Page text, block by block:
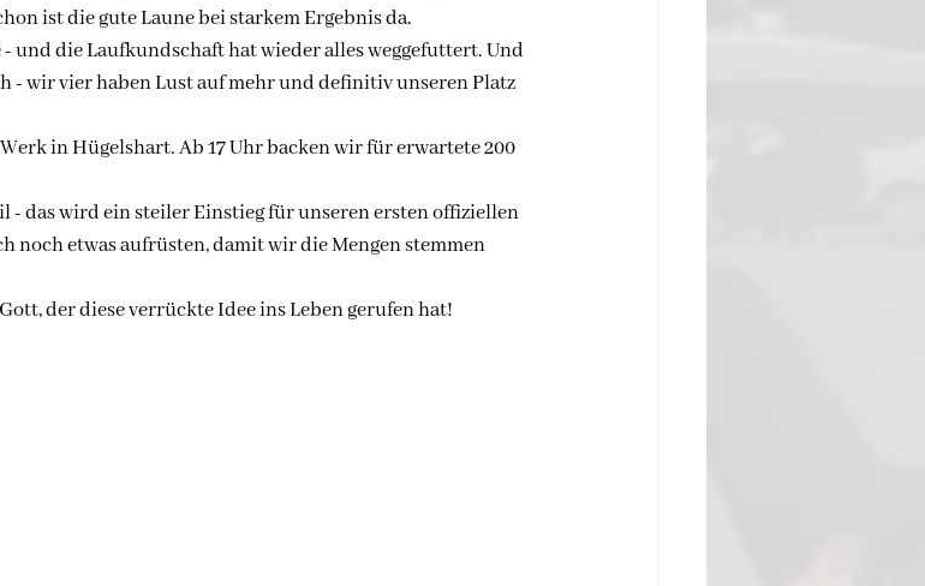
ist die gute Laune bei starkem Ergebnis da.
und die Laufkundschaft hat wieder alles weggefuttert. Und
- wir vier haben Lust auf mehr und definitiv unseren Platz
in Hügelshart. Ab 17 Uhr backen wir für erwartete 200
- das wird ein steiler Einstieg für unseren ersten offiziellen
etwas aufrüsten, damit wir die Mengen stemmen
der diese verrückte Idee ins Leben gerufen hat!